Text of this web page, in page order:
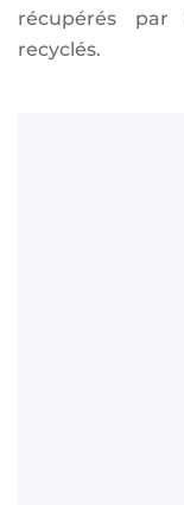
récupérés
recyclés.